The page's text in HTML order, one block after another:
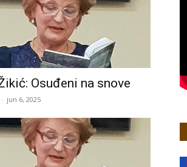
Osuđeni na snove
- jun 6, 2025